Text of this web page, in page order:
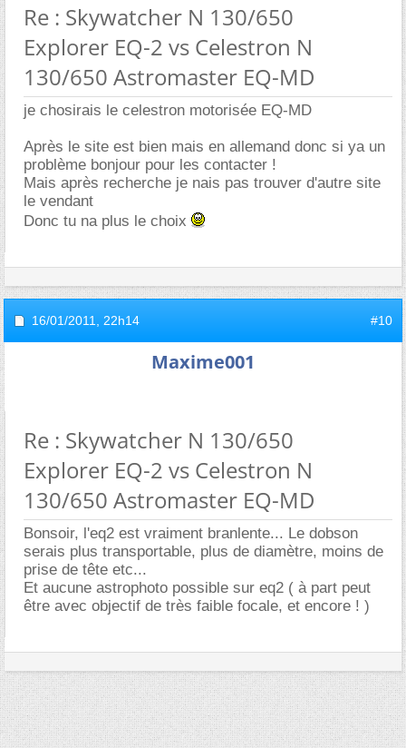
Re : Skywatcher N 130/650
Explorer EQ-2 vs Celestron N
130/650 Astromaster EQ-MD
je chosirais le celestron motorisée EQ-MD
Après le site est bien mais en allemand donc si ya un
problème bonjour pour les contacter !
Mais après recherche je nais pas trouver d'autre site
le vendant
Donc tu na plus le choix
16/01/2011, 22h14 #10
Maxime001
Re : Skywatcher N 130/650
Explorer EQ-2 vs Celestron N
130/650 Astromaster EQ-MD
Bonsoir, l'eq2 est vraiment branlente... Le dobson
serais plus transportable, plus de diamètre, moins de
prise de tête etc...
Et aucune astrophoto possible sur eq2 ( à part peut
être avec objectif de très faible focale, et encore ! )